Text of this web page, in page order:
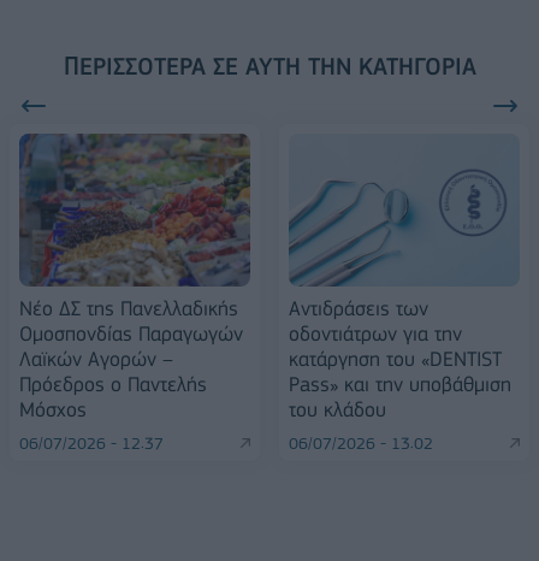
ΠΕΡΙΣΣΌΤΕΡΑ ΣΕ ΑΥΤΉ ΤΗΝ ΚΑΤΗΓΟΡΊΑ
Νέο ΔΣ της Πανελλαδικής
Ομοσπονδίας Παραγωγών
Λαϊκών Αγορών –
Πρόεδρος ο Παντελής
Μόσχος
06/07/2026 - 12:37
Αντιδράσεις των
οδοντιάτρων για την
κατάργηση του «DENTIST
Pass» και την υποβάθμιση
του κλάδου
06/07/2026 - 13:02